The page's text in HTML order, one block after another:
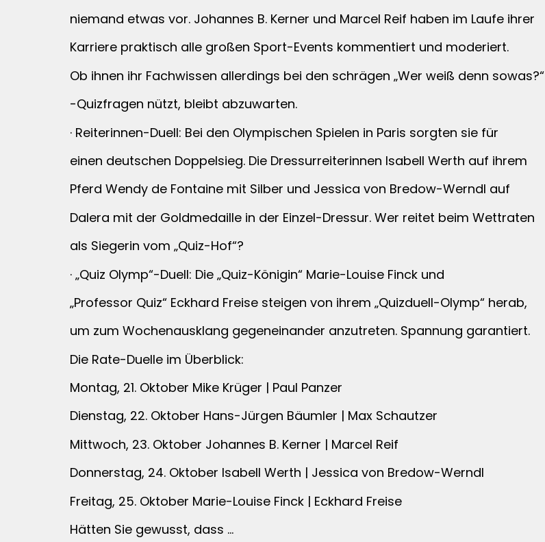
niemand etwas vor. Johannes B. Kerner und Marcel Reif haben im Laufe ihrer
Karriere praktisch alle großen Sport-Events kommentiert und moderiert.
Ob ihnen ihr Fachwissen allerdings bei den schrägen „Wer weiß denn sowas?“
-Quizfragen nützt, bleibt abzuwarten.
· Reiterinnen-Duell: Bei den Olympischen Spielen in Paris sorgten sie für
einen deutschen Doppelsieg. Die Dressurreiterinnen Isabell Werth auf ihrem
Pferd Wendy de Fontaine mit Silber und Jessica von Bredow-Werndl auf
Dalera mit der Goldmedaille in der Einzel-Dressur. Wer reitet beim Wettraten
als Siegerin vom „Quiz-Hof“?
· „Quiz Olymp“-Duell: Die „Quiz-Königin“ Marie-Louise Finck und
„Professor Quiz“ Eckhard Freise steigen von ihrem „Quizduell-Olymp“ herab,
um zum Wochenausklang gegeneinander anzutreten. Spannung garantiert.
Die Rate-Duelle im Überblick:
Montag, 21. Oktober Mike Krüger | Paul Panzer
Dienstag, 22. Oktober Hans-Jürgen Bäumler | Max Schautzer
Mittwoch, 23. Oktober Johannes B. Kerner | Marcel Reif
Donnerstag, 24. Oktober Isabell Werth | Jessica von Bredow-Werndl
Freitag, 25. Oktober Marie-Louise Finck | Eckhard Freise
Hätten Sie gewusst, dass …